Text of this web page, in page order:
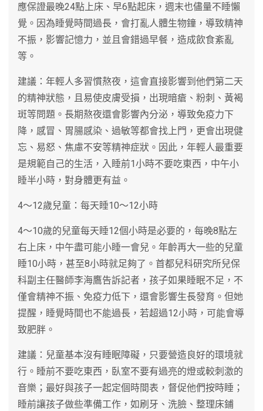
應保證最晚24點上床、早6點起床，週末也儘量不睡懶
覺。因為睡覺時間過長，會打亂人體生物鐘，導致精神
不振，影響記憶力，並且會錯過早餐，造成飲食紊亂
等。
建議：年輕人多習慣熬夜，這會直接影響到他們第二天
的精神狀態，且易使皮膚受損，出現暗瘡、粉刺、黃褐
斑等問題。長期熬夜還會影響內分泌，導致免疫力下
降，感冒、胃腸感染、過敏等都會找上門，更會出現健
忘、易怒、焦慮不安等精神症狀。因此，年輕人最重要
是規範自己的生活，入睡前1小時不要吃東西，中午小
睡半小時，對身體更有益。
4～12歲兒童：每天睡10～12小時
4～10歲的兒童每天睡12個小時是必要的，每晚8點左
右上床，中午盡可能小睡一會兒。年齡再大一些的兒童
睡10小時，甚至8小時就足夠了。首都兒科研究所兒保
科副主任醫師李海鷹告訴記者，孩子如果睡眠不足，不
僅會精神不振、免疫力低下，還會影響生長發育。但她
提醒，睡覺時間也不能過長，若超過12小時，可能會導
致肥胖。
建議：兒童基本沒有睡眠障礙，只要營造良好的環境就
行。睡前不要吃東西，臥室不要有過亮的燈或較刺激的
音樂；最好與孩子一起定個時間表，督促他們按時睡；
睡前讓孩子做些準備工作，如刷牙、洗臉、整理床鋪